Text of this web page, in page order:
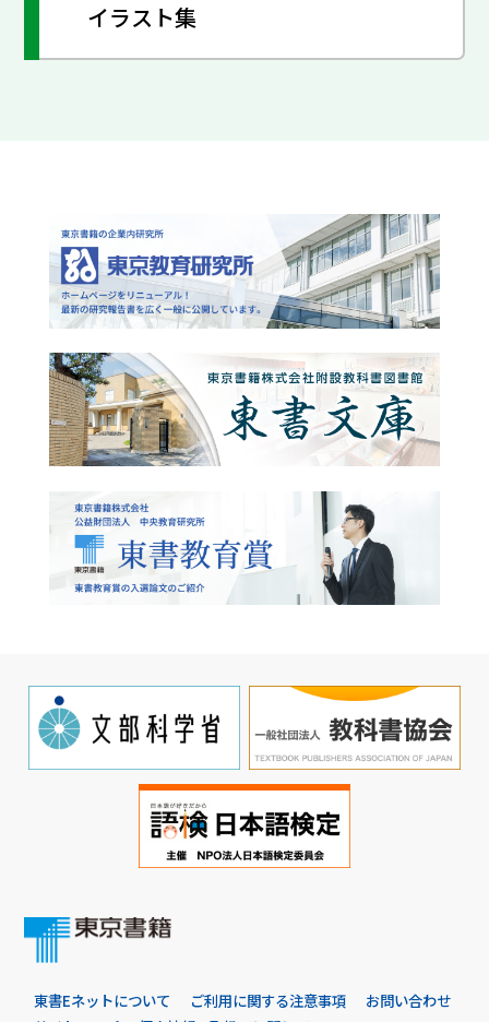
イラスト集
東書Eネットについて ご利用に関する注意事項
お問い合わせ